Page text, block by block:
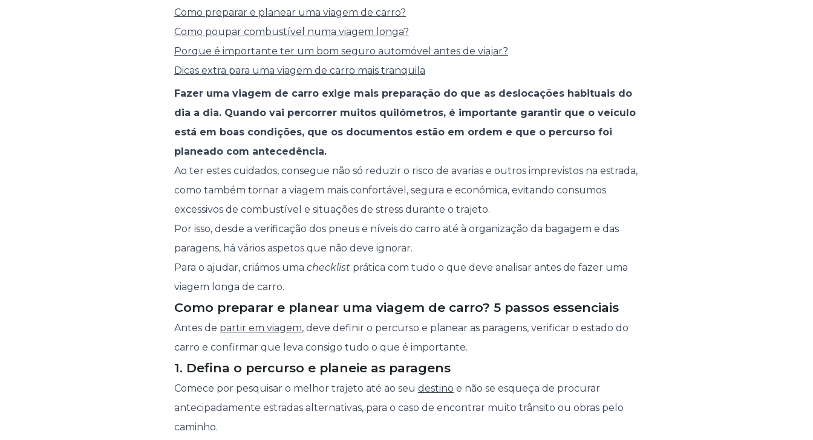
Como preparar e planear uma viagem de carro?
Como poupar combustível numa viagem longa?
Porque é importante ter um bom seguro automóvel antes de viajar?
Dicas extra para uma viagem de carro mais tranquila
Fazer uma viagem de carro exige mais preparação do que as deslocações habituais do
dia a dia. Quando vai percorrer muitos quilómetros, é importante garantir que o veículo
está em boas condições, que os documentos estão em ordem e que o percurso foi
planeado com antecedência.
Ao ter estes cuidados, consegue não só reduzir o risco de avarias e outros imprevistos na estrada,
como também tornar a viagem mais confortável, segura e económica, evitando consumos
excessivos de combustível e situações de stress durante o trajeto.
Por isso, desde a verificação dos pneus e níveis do carro até à organização da bagagem e das
paragens, há vários aspetos que não deve ignorar.
Para o ajudar, criámos uma checklist prática com tudo o que deve analisar antes de fazer uma
viagem longa de carro.
Como preparar e planear uma viagem de carro? 5 passos essenciais
Antes de partir em viagem, deve definir o percurso e planear as paragens, verificar o estado do
carro e confirmar que leva consigo tudo o que é importante.
1. Defina o percurso e planeie as paragens
Comece por pesquisar o melhor trajeto até ao seu destino e não se esqueça de procurar
antecipadamente estradas alternativas, para o caso de encontrar muito trânsito ou obras pelo
caminho.